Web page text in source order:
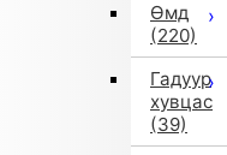
Өмд
(220)
Гадуур
хувцас
(39)
₮